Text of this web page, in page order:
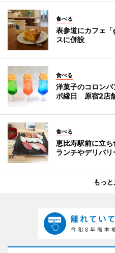
食べる
表参道にカフェ
スに併設
食べる
洋菓子のコロン
ボ縁日 原宿2店
食べる
恵比寿駅前に立
ランチやデリバリ
もっ